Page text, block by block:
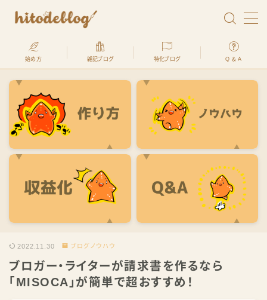
ブログで生きてます。ヒトデです
hitodeblogでは、最高月収2500万円を稼いだ経
験のあるプロが、
「ブログの始め方」を何処よりもわかりやす
く、初心者でも全く問題ないように解説します
始め方 雑記ブログ 特化ブログ Q ＆ A
2022.11.30 ブログノウハウ
ブロガー・ライターが請求書を作るなら
「MISOCA」が簡単で超おすすめ！